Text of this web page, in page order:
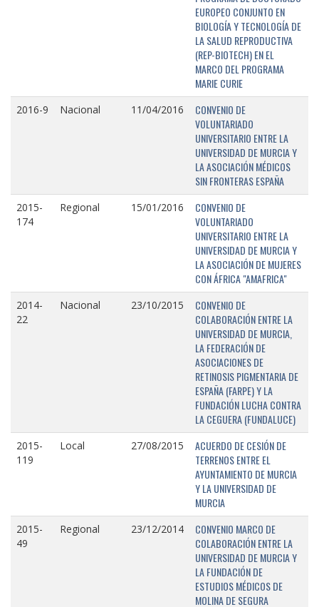
EUROPEO CONJUNTO EN
BIOLOGÍA Y TECNOLOGÍA DE
LA SALUD REPRODUCTIVA
(REP-BIOTECH) EN EL
MARCO DEL PROGRAMA
MARIE CURIE
2016-9 Nacional 11/04/2016
CONVENIO DE
VOLUNTARIADO
UNIVERSITARIO ENTRE LA
UNIVERSIDAD DE MURCIA Y
LA ASOCIACIÓN MÉDICOS
SIN FRONTERAS ESPAÑA
2015-
174
Regional 15/01/2016
CONVENIO DE
VOLUNTARIADO
UNIVERSITARIO ENTRE LA
UNIVERSIDAD DE MURCIA Y
LA ASOCIACIÓN DE MUJERES
CON ÁFRICA "AMAFRICA"
2014-
22
Nacional 23/10/2015
CONVENIO DE
COLABORACIÓN ENTRE LA
UNIVERSIDAD DE MURCIA,
LA FEDERACIÓN DE
ASOCIACIONES DE
RETINOSIS PIGMENTARIA DE
ESPAÑA (FARPE) Y LA
FUNDACIÓN LUCHA CONTRA
LA CEGUERA (FUNDALUCE)
2015-
119
Local 27/08/2015
ACUERDO DE CESIÓN DE
TERRENOS ENTRE EL
AYUNTAMIENTO DE MURCIA
Y LA UNIVERSIDAD DE
MURCIA
2015-
49
Regional 23/12/2014
CONVENIO MARCO DE
COLABORACIÓN ENTRE LA
UNIVERSIDAD DE MURCIA Y
LA FUNDACIÓN DE
ESTUDIOS MÉDICOS DE
MOLINA DE SEGURA